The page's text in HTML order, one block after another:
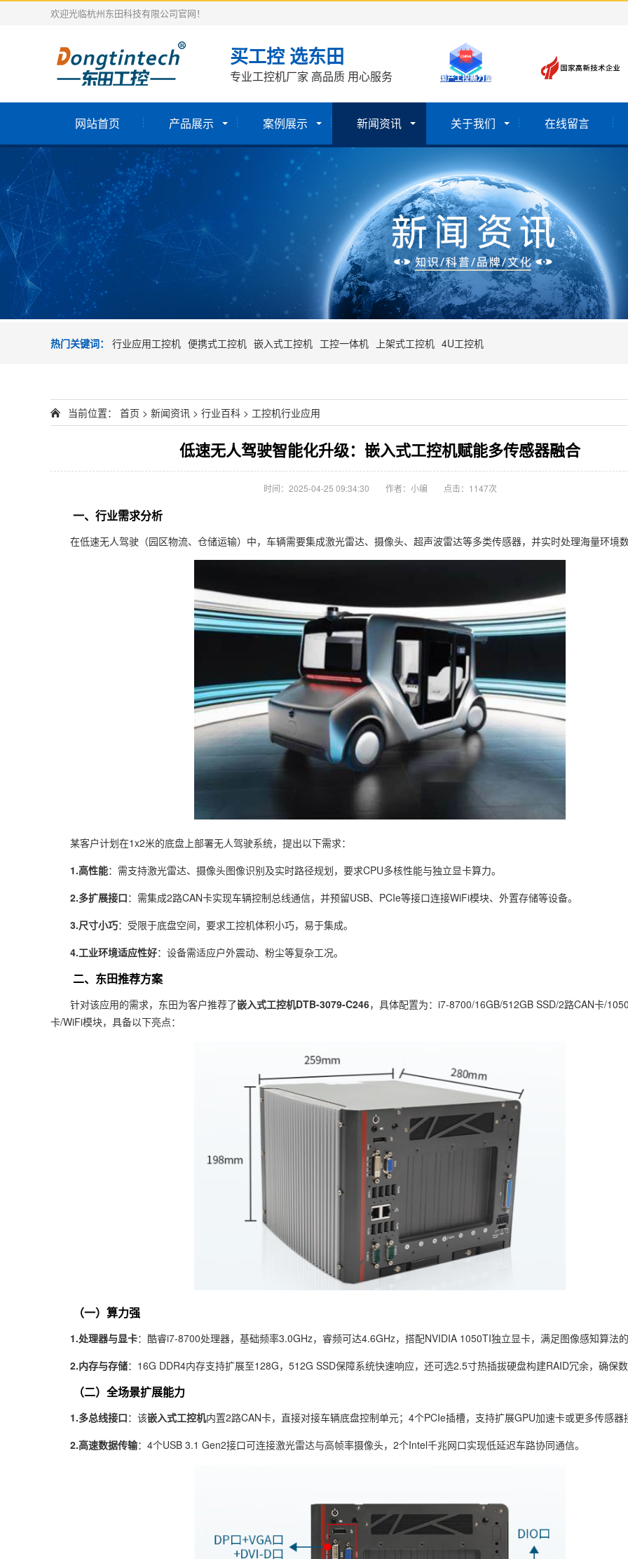
欢迎光临杭州东田科技有限公司官网！
买工控 选东田
专业工控机厂家 高品质 用心服务
网站首页 产品展示 案例展示 新闻资讯 关于我们 在线留言
热门关键词： 行业应用工控机 便携式工控机 嵌入式工控机 工控一体机 上架式工控机 4U工控机
当前位置： 首页 > 新闻资讯 > 行业百科 > 工控机行业应用
低速无人驾驶智能化升级：嵌入式工控机赋能多传感器融合
时间：2025-04-25 09:34:30 作者：小编 点击： 1147次
一、行业需求分析
在低速无人驾驶（园区物流、仓储运输）中，车辆需要集成激光雷达、摄像头、超声波雷达等多类传感器，并实时处理海量环境数
某客户计划在1x2米的底盘上部署无人驾驶系统，提出以下需求：
1.高性能：需支持激光雷达、摄像头图像识别及实时路径规划，要求CPU多核性能与独立显卡算力。
2.多扩展接口：需集成2路CAN卡实现车辆控制总线通信，并预留USB、PCIe等接口连接WiFi模块、外置存储等设备。
3.尺寸小巧：受限于底盘空间，要求工控机体积小巧，易于集成。
4.工业环境适应性好：设备需适应户外震动、粉尘等复杂工况。
二、东田推荐方案
针对该应用的需求，东田为客户推荐了嵌入式工控机DTB-3079-C246，具体配置为：i7-8700/16GB/512GB SSD/2路CAN卡/
卡/WiFi模块，具备以下亮点：
（一）算力强
1.处理器与显卡：酷睿i7-8700处理器，基础频率3.0GHz，睿频可达4.6GHz，搭配NVIDIA 1050TI独立显卡，满足图像感知算法的
2.内存与存储：16G DDR4内存支持扩展至128G，512G SSD保障系统快速响应，还可选2.5寸热插拔硬盘构建RAID冗余，确保数
（二）全场景扩展能力
1.多总线接口：该嵌入式工控机内置2路CAN卡，直接对接车辆底盘控制单元；4个PCIe插槽，支持扩展GPU加速卡或更多传感器
2.高速数据传输：4个USB 3.1 Gen2接口可连接激光雷达与高帧率摄像头，2个Intel千兆网口实现低延迟车路协同通信。